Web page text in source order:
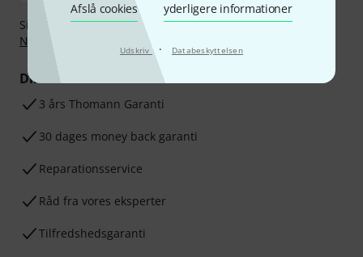
Afslå cookies yderligere informationer
Udskriv · Databeskyttelsen
Sikker betaling med Bankoverførsel, PayPal,Klarna Betal
Nu
Klarna betaling i rater
Dine fordele
3 års Thomann Garanti
30 dages money back garanti
Reparationsservice
Råd fra vores eksperter
Tilfredshedsgaranti